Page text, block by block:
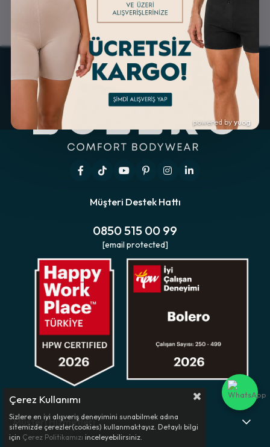
KOLAY İADE & DEĞİŞİM
ALTERNATİF ÖDEME
İMKANLARI
Müşteri Destek Hattı
0850 515 00 99
[email protected]
Müşteri Hizmetleri
Çerez Kullanımı
Sizlere en iyi alışveriş deneyimini sunabilmek adına
sitemizde çerezler(cookies) kullanmaktayız. Detaylı bilgi
için Çerez Politikamızı inceleyebilirsiniz.
powered byyuog